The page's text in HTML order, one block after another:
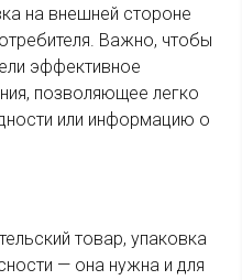
на внешней стороне
Важно, чтобы
эффективное
позволяющее легко
или информацию о
товар, упаковка
— она нужна и для